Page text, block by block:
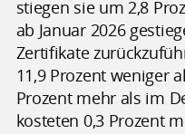
stiegen sie um 2,8
ab Januar 2026
Zertifikate
11,9 Prozent weniger
Prozent mehr als im
kosteten 0,3 Prozent